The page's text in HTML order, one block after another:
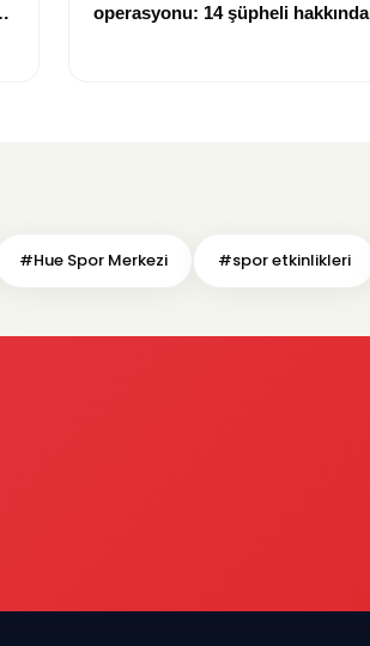
operasyonu: 14 şüpheli hakkında
#Hue Spor Merkezi #spor etkinlikleri